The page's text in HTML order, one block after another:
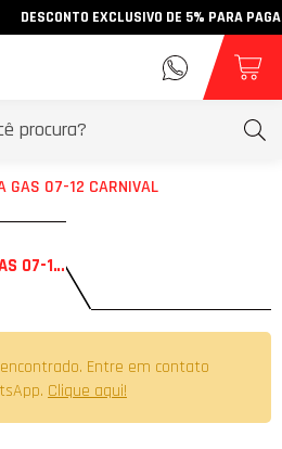
DESCONTO EXCLUSIVO DE 5% PARA
GAS 07-12 CARNIVAL
3.8L 24V V6 G6DA GAS 07-12 CARNIVAL
Entre em contato
Clique aqui!